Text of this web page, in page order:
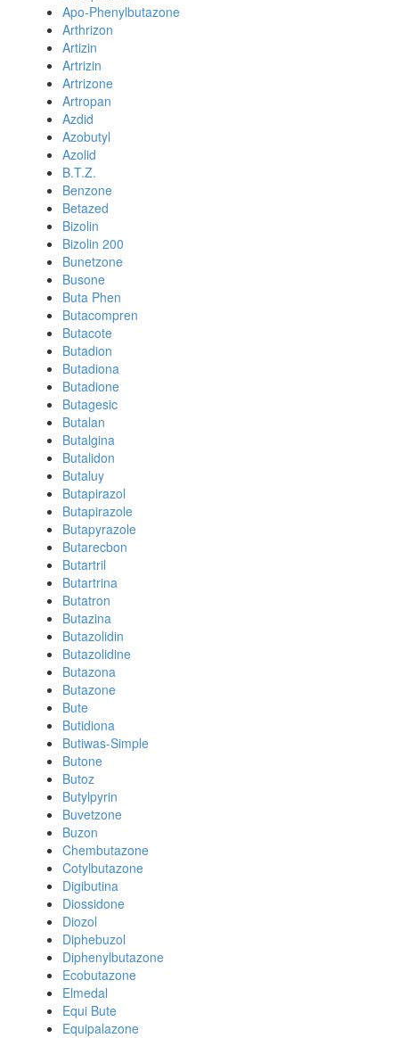
Apo-Phenylbutazone
Arthrizon
Artizin
Artrizin
Artrizone
Artropan
Azdid
Azobutyl
Azolid
B.T.Z.
Benzone
Betazed
Bizolin
Bizolin 200
Bunetzone
Busone
Buta Phen
Butacompren
Butacote
Butadion
Butadiona
Butadione
Butagesic
Butalan
Butalgina
Butalidon
Butaluy
Butapirazol
Butapirazole
Butapyrazole
Butarecbon
Butartril
Butartrina
Butatron
Butazina
Butazolidin
Butazolidine
Butazona
Butazone
Bute
Butidiona
Butiwas-Simple
Butone
Butoz
Butylpyrin
Buvetzone
Buzon
Chembutazone
Cotylbutazone
Digibutina
Diossidone
Diozol
Diphebuzol
Diphenylbutazone
Ecobutazone
Elmedal
Equi Bute
Equipalazone